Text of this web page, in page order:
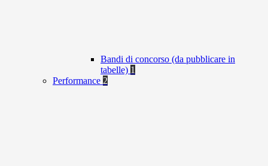
Bandi di concorso (da pubblicare in
tabelle) 1
Performance 2